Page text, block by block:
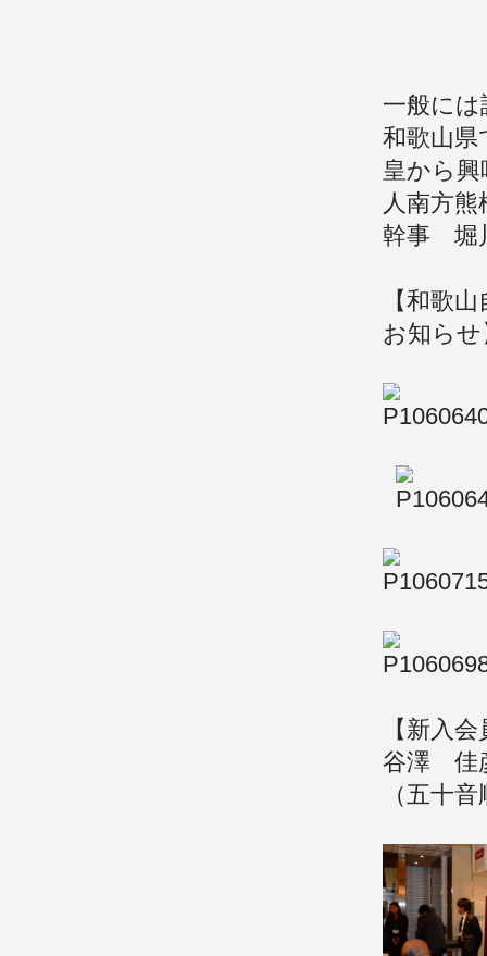
一般に
和歌山
皇から
人南方
幹事 堀
【和歌
お知らせ
【新入
谷澤 佳
（五十